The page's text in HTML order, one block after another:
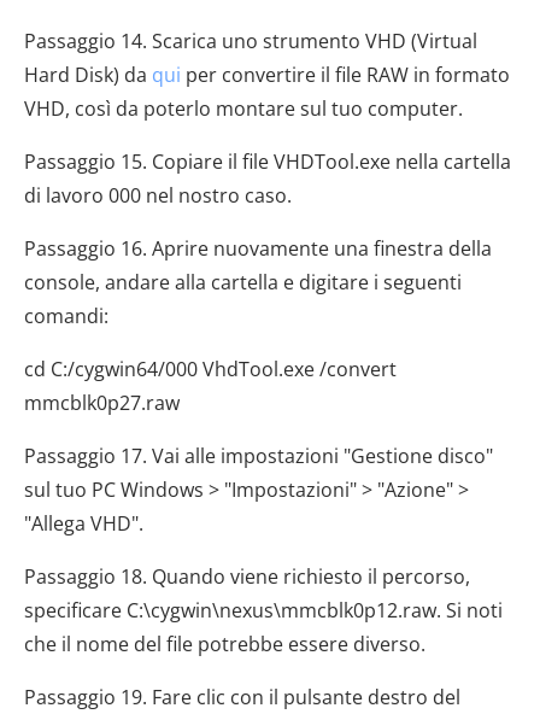
Passaggio 14. Scarica uno strumento VHD (Virtual
Hard Disk) da qui per convertire il file RAW in formato
VHD, così da poterlo montare sul tuo computer.
Passaggio 15. Copiare il file VHDTool.exe nella cartella
di lavoro 000 nel nostro caso.
Passaggio 16. Aprire nuovamente una finestra della
console, andare alla cartella e digitare i seguenti
comandi:
cd C:/cygwin64/000 VhdTool.exe /convert
mmcblk0p27.raw
Passaggio 17. Vai alle impostazioni "Gestione disco"
sul tuo PC Windows > "Impostazioni" > "Azione" >
"Allega VHD".
Passaggio 18. Quando viene richiesto il percorso,
specificare C:\cygwin\nexus\mmcblk0p12.raw. Si noti
che il nome del file potrebbe essere diverso.
Passaggio 19. Fare clic con il pulsante destro del